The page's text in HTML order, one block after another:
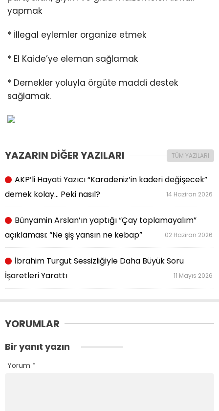
yapmak
* İllegal eylemler organize etmek
* El Kaide’ye eleman sağlamak
* Dernekler yoluyla örgüte maddi destek
sağlamak.
YAZARIN DİĞER YAZILARI TÜM YAZILARI
AKP’li Hayati Yazıcı “Karadeniz’in kaderi değişecek”
demek kolay… Peki nasıl?
14 Haziran 2026
Bünyamin Arslan’ın yaptığı “Çay toplamayalım”
açıklaması: “Ne şiş yansın ne kebap”
02 Haziran 2026
İbrahim Turgut Sessizliğiyle Daha Büyük Soru
İşaretleri Yarattı
11 Mayıs 2026
YORUMLAR
Bir yanıt yazın
Yorum *